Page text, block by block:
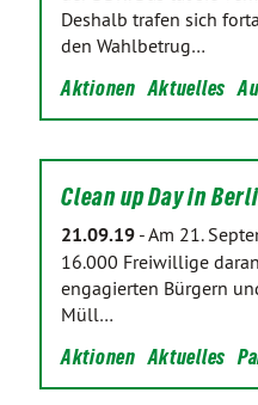
Deshalb trafen sich
den Wahlbetrug…
Aktionen Aktuelles
Clean up Day in
21.09.19 -Am 21.
16.000 Freiwillige
engagierten Bürgern
Müll…
Aktionen Aktuelles